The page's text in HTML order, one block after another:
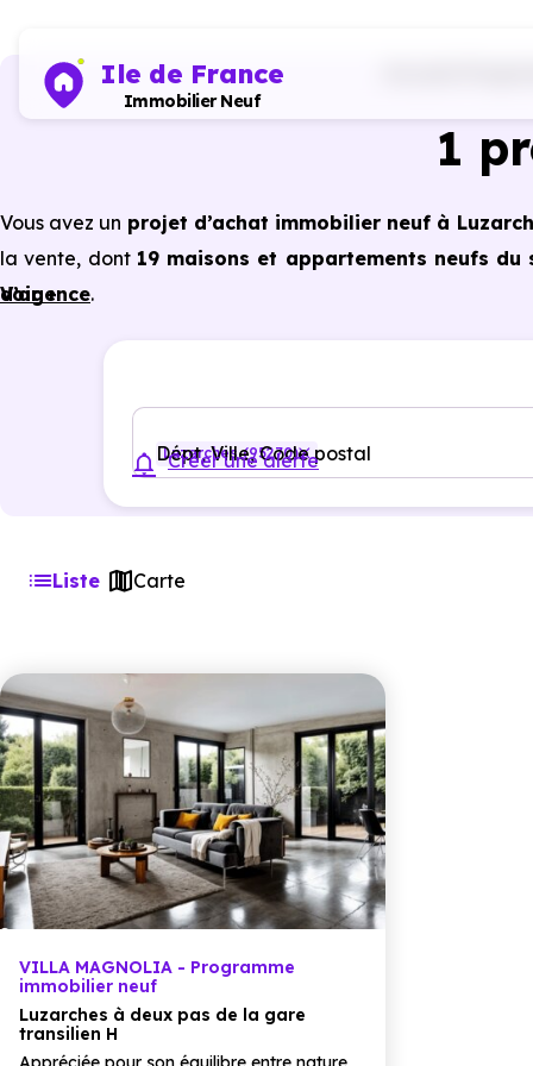
Ile de France
Immobilier Neuf
1
Vous avez un projet d’achat immobilier neuf à
la vente, dont 19 maisons et appartements neufs
d’agence.
garanties constructeur, etc.
Voir +
Dépt, Ville, Code postal
Luzarches (95270)
Créer une alerte
Liste Carte
VILLA MAGNOLIA - Programme
immobilier neuf
Luzarches à deux pas de la gare
transilien H